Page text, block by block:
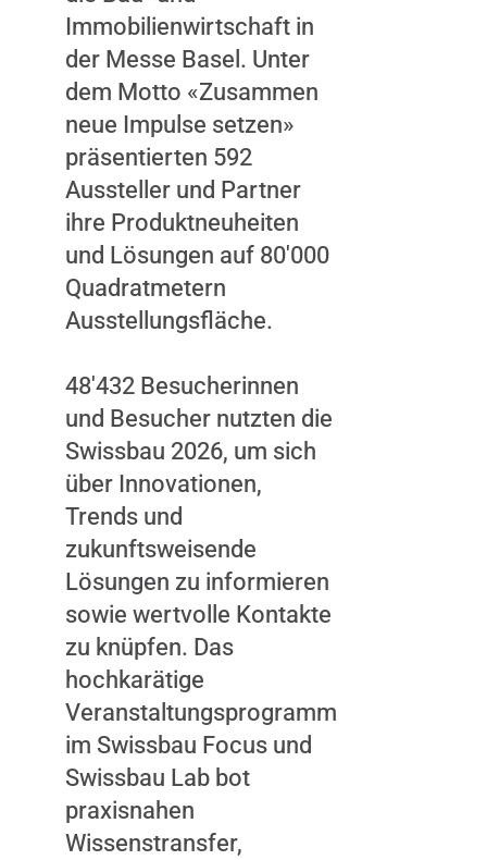
Immobilienwirtschaft in
der Messe Basel. Unter
dem Motto «Zusammen
neue Impulse setzen»
präsentierten 592
Aussteller und Partner
ihre Produktneuheiten
und Lösungen auf 80'000
Quadratmetern
Ausstellungsfläche.
48'432 Besucherinnen
und Besucher nutzten die
Swissbau 2026, um sich
über Innovationen,
Trends und
zukunftsweisende
Lösungen zu informieren
sowie wertvolle Kontakte
zu knüpfen. Das
hochkarätige
Veranstaltungsprogramm
im Swissbau Focus und
Swissbau Lab bot
praxisnahen
Wissenstransfer,
Sie keine
dazu gegeben
Marketing-